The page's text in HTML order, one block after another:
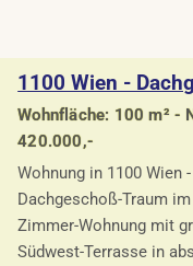
1100 Wien -
Wohnfläche: 100 m² -
420.000,-
Wohnung in 1100 Wien
Dachgeschoß-Traum
Zimmer-Wohnung mit
Südwest-Terrasse in